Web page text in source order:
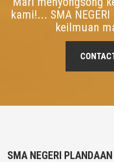
kami!... SMA
keilmuan
SMA NEGERI PLANDAAN